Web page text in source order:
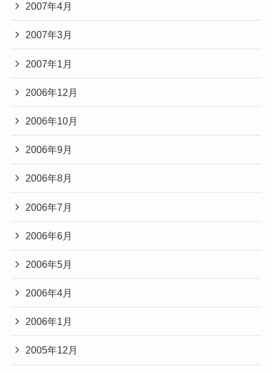
2007年4月
2007年3月
2007年1月
2006年12月
2006年10月
2006年9月
2006年8月
2006年7月
2006年6月
2006年5月
2006年4月
2006年1月
2005年12月